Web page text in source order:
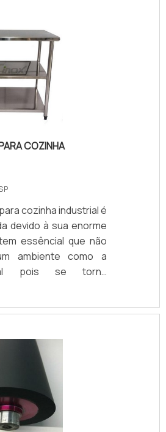
garantir bom
EFICIENTE DO
o serv.
COZINHA
cozinha industrial é
devido à sua enorme
essêncial que não
ambiente como a
pois se torna
a organização do
de espaço para
de itens para fins
o espaço no local
o manuseio dos
do produtoOutra
que a prateleira em .